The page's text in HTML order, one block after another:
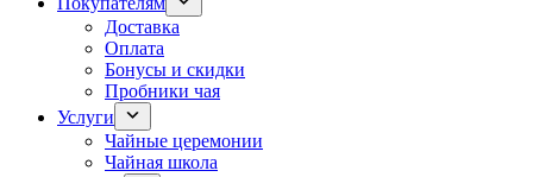
Доставка
Оплата
Бонусы и скидки
Пробники чая
Услуги
Чайные церемонии
Чайная школа